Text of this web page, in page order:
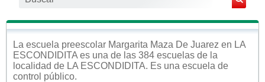
La escuela preescolar Margarita Maza De Juarez en LA
ESCONDIDITA es una de las 384 escuelas de la
localidad de LA ESCONDIDITA. Es una escuela de
control público.